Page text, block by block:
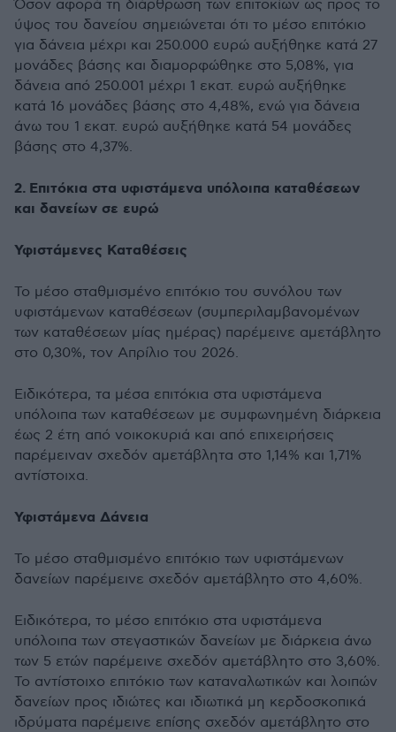
Όσον αφορά τη διάρθρωση των επιτοκίων ως προς το
ύψος του δανείου σημειώνεται ότι το μέσο επιτόκιο
για δάνεια μέχρι και 250.000 ευρώ αυξήθηκε κατά 27
μονάδες βάσης και διαμορφώθηκε στο 5,08%, για
δάνεια από 250.001 μέχρι 1 εκατ. ευρώ αυξήθηκε
κατά 16 μονάδες βάσης στο 4,48%, ενώ για δάνεια
άνω του 1 εκατ. ευρώ αυξήθηκε κατά 54 μονάδες
βάσης στο 4,37%.
2. Επιτόκια στα υφιστάμενα υπόλοιπα καταθέσεων
και δανείων σε ευρώ
Υφιστάμενες Καταθέσεις
Το μέσο σταθμισμένο επιτόκιο του συνόλου των
υφιστάμενων καταθέσεων (συμπεριλαμβανομένων
των καταθέσεων μίας ημέρας) παρέμεινε αμετάβλητο
στο 0,30%, τον Απρίλιο του 2026.
Ειδικότερα, τα μέσα επιτόκια στα υφιστάμενα
υπόλοιπα των καταθέσεων με συμφωνημένη διάρκεια
έως 2 έτη από νοικοκυριά και από επιχειρήσεις
παρέμειναν σχεδόν αμετάβλητα στο 1,14% και 1,71%
αντίστοιχα.
Υφιστάμενα Δάνεια
Το μέσο σταθμισμένο επιτόκιο των υφιστάμενων
δανείων παρέμεινε σχεδόν αμετάβλητο στο 4,60%.
Ειδικότερα, το μέσο επιτόκιο στα υφιστάμενα
υπόλοιπα των στεγαστικών δανείων με διάρκεια άνω
των 5 ετών παρέμεινε σχεδόν αμετάβλητο στο 3,60%.
Το αντίστοιχο επιτόκιο των καταναλωτικών και λοιπών
δανείων προς ιδιώτες και ιδιωτικά μη κερδοσκοπικά
ιδρύματα παρέμεινε επίσης σχεδόν αμετάβλητο στο